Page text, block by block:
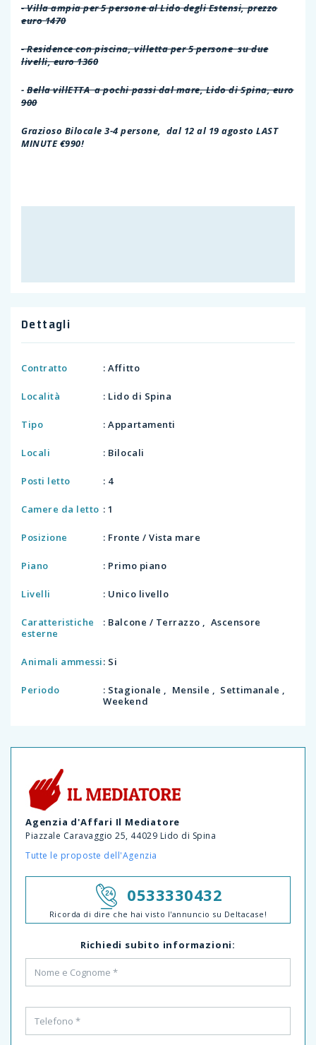
- Villa ampia per 5 persone al Lido degli Estensi, prezzo
euro 1470
- Residence con piscina, villetta per 5 persone su due
livelli, euro 1360
-Bella villETTA a pochi passi dal mare, Lido di Spina, euro
900
Grazioso Bilocale 3-4 persone, dal 12 al 19 agosto LAST
MINUTE €990!
Dettagli
Contratto : Affitto
Località : Lido di Spina
Tipo : Appartamenti
Locali : Bilocali
Posti letto : 4
Camere da letto : 1
Posizione : Fronte / Vista mare
Piano : Primo piano
Livelli : Unico livello
Caratteristiche
esterne
: Balcone / Terrazzo , Ascensore
Animali ammessi: Si
Periodo
: Stagionale , Mensile , Settimanale ,
Weekend
Agenzia d'Affari Il Mediatore
Piazzale Caravaggio 25, 44029 Lido di Spina
Tutte le proposte dell'Agenzia
0533330432
Ricorda di dire che hai visto l'annuncio su Deltacase!
Richiedi subito informazioni: